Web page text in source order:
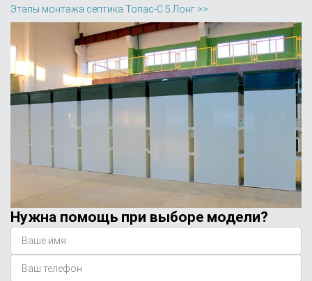
Этапы монтажа септика Топас-С 5 Лонг >>
Нужна помощь при выборе модели?